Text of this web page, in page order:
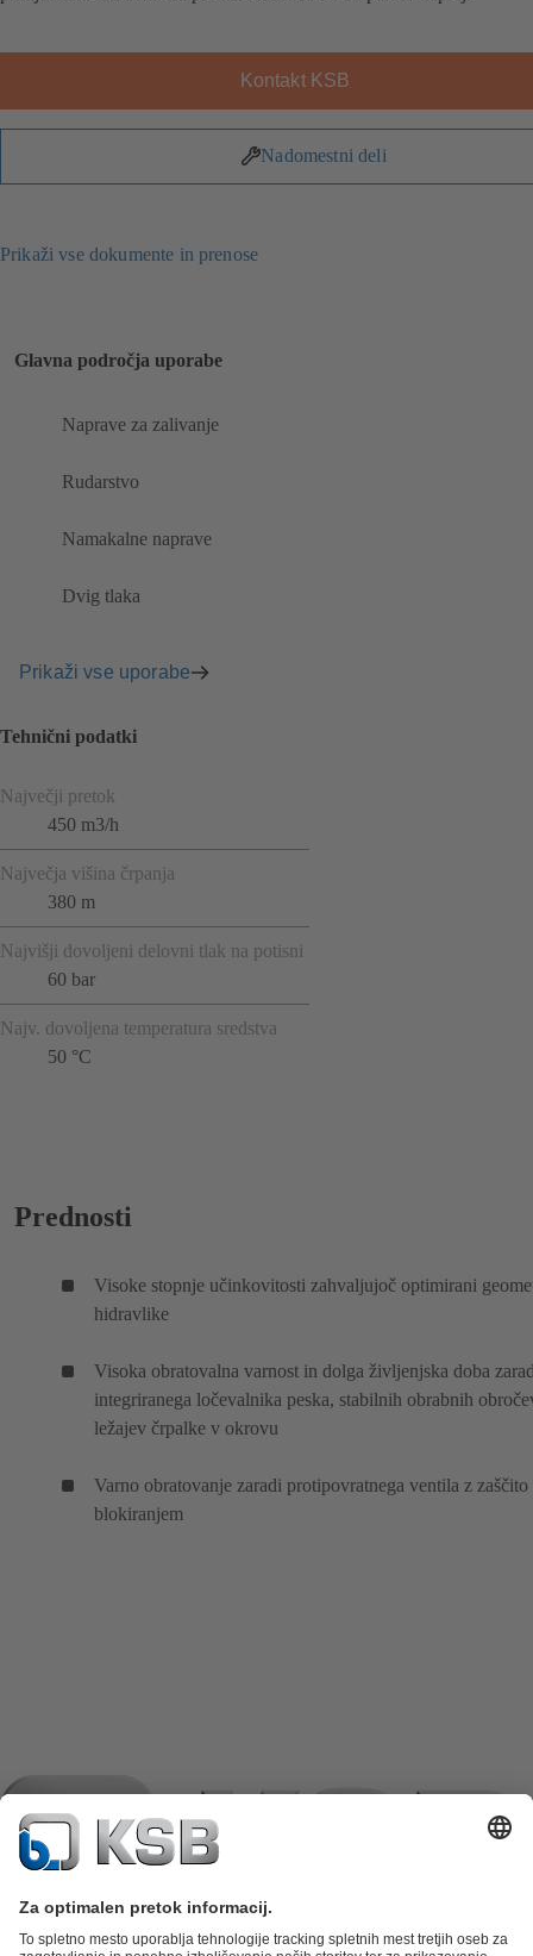
Kontakt KSB
Nadomestni deli
Prikaži vse dokumente in prenose
Glavna področja uporabe
Naprave za zalivanje
Rudarstvo
Namakalne naprave
Dvig tlaka
Prikaži vse uporabe
Tehnični podatki
Največji pretok
450 m3/h
Največja višina črpanja
380 m
Najvišji dovoljeni delovni tlak na potisni
60 bar
Najv. dovoljena temperatura sredstva
50 °C
Prednosti
Visoke stopnje učinkovitosti zahvaljujoč optimirani
hidravlike
Visoka obratovalna varnost in dolga življenjska doba
integriranega ločevalnika peska, stabilnih obrabnih
ležajev črpalke v okrovu
Varno obratovanje zaradi protipovratnega ventila z zaščito
blokiranjem